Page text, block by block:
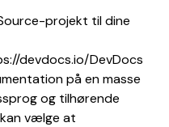
projekt til dine
devdocs.io/DevDocs
på en masse
og tilhørende
vælge at